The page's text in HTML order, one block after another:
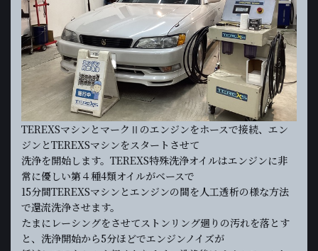
TEREXSマシンとマークⅡのエンジンをホースで接続、エン
ジンとTEREXSマシンをスタートさせて
洗浄を開始します。TEREXS特殊洗浄オイルはエンジンに非
常に優しい第４種4類オイルがベースで
15分間TEREXSマシンとエンジンの間を人工透析の様な方法
で還流洗浄させます。
たまにレーシングをさせてストンリング廻りの汚れを落とす
と、洗浄開始から5分ほどでエンジンノイズが